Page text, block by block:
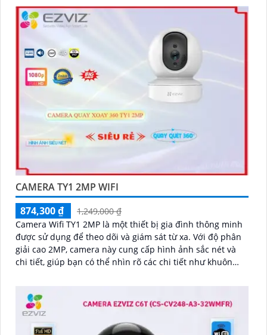
camera còn được trang bị công nghệ phát hiện chuyển
động thông minh tăng cường an ninh cho không gian của
bạn. Loại Camera quan sát Wifi Không Dây CS-C6N-R105-
CAMERA TY1 2MP WIFI
874,300 ₫
1,249,000 ₫
Camera Wifi TY1 2MP là một thiết bị gia đình thông minh
được sử dụng để theo dõi và giám sát từ xa. Với độ phân
giải cao 2MP, camera này cung cấp hình ảnh sắc nét và
chi tiết, giúp bạn có thể nhìn rõ các chi tiết như khuôn